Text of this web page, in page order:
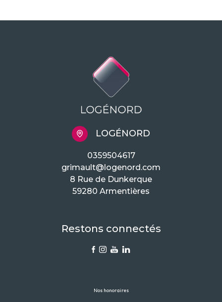
LOGÉNORD
0359504617
grimault@logenord.com
8 Rue de Dunkerque
59280 Armentières
Restons connectés
Nos honoraires